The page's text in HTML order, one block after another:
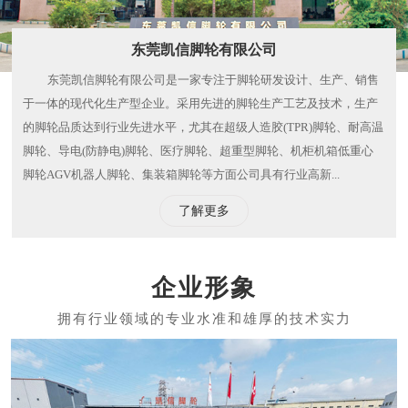
东莞凯信脚轮有限公司
东莞凯信脚轮有限公司是一家专注于脚轮研发设计、生产、销售
于一体的现代化生产型企业。采用先进的脚轮生产工艺及技术，生产
的脚轮品质达到行业先进水平，尤其在超级人造胶(TPR)脚轮、耐高温
脚轮、导电(防静电)脚轮、医疗脚轮、超重型脚轮、机柜机箱低重心
脚轮AGV机器人脚轮、集装箱脚轮等方面公司具有行业高新...
了解更多
企业形象